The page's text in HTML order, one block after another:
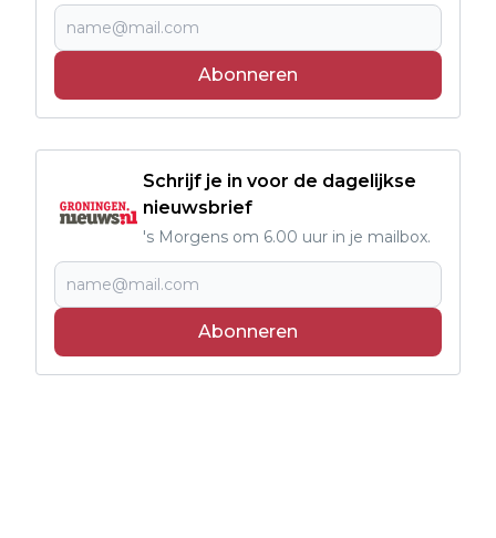
Abonneren
Schrijf je in voor de dagelijkse
nieuwsbrief
's Morgens om 6.00 uur in je mailbox.
Abonneren